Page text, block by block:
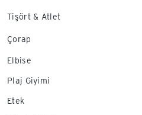
Tişört & Atlet
Çorap
Elbise
Plaj Giyimi
Etek